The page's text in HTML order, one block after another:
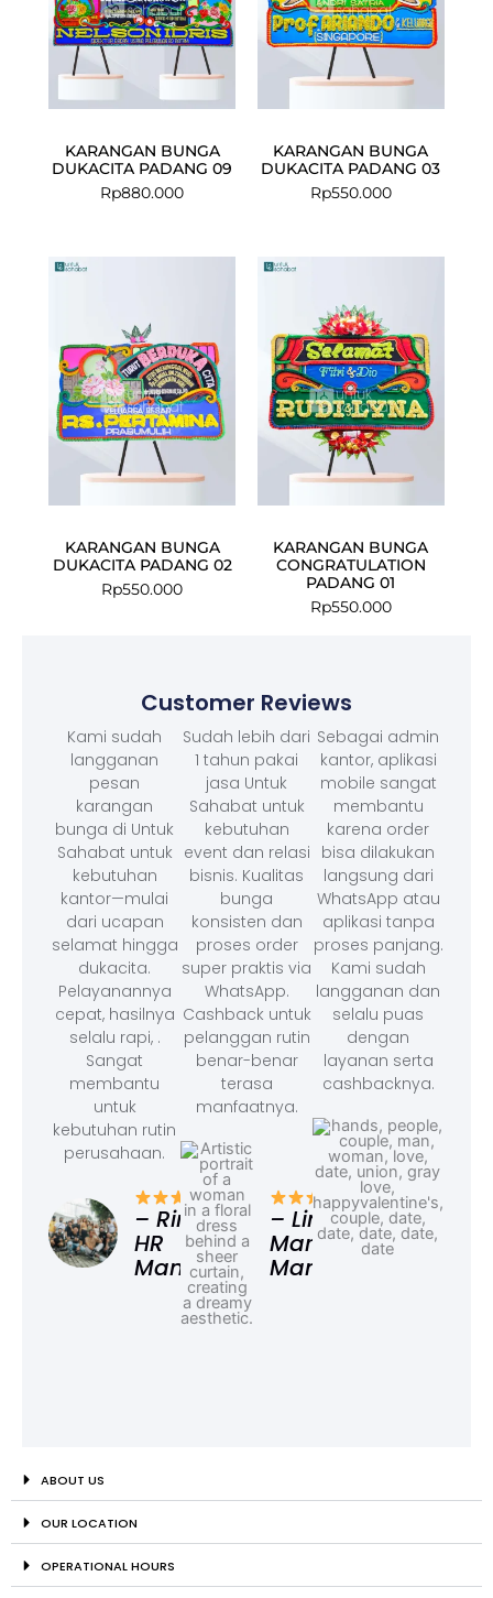
KARANGAN BUNGA
DUKACITA PADANG 09
Rp880.000
KARANGAN BUNGA
DUKACITA PADANG 03
Rp550.000
KARANGAN BUNGA
DUKACITA PADANG 02
Rp550.000
KARANGAN BUNGA
CONGRATULATION
PADANG 01
Rp550.000
Customer Reviews
Kami sudah
langganan
pesan
karangan
bunga di Untuk
Sahabat untuk
kebutuhan
kantor—mulai
dari ucapan
selamat hingga
dukacita.
Pelayanannya
cepat, hasilnya
selalu rapi, .
Sangat
membantu
untuk
kebutuhan rutin
perusahaan.
– Rina,
HR
Manager
Sudah lebih dari
1 tahun pakai
jasa Untuk
Sahabat untuk
kebutuhan
event dan relasi
bisnis. Kualitas
bunga
konsisten dan
proses order
super praktis via
WhatsApp.
Cashback untuk
pelanggan rutin
benar-benar
terasa
manfaatnya.
– Linda,
Marketing
Manager
Sebagai admin
kantor, aplikasi
mobile sangat
membantu
karena order
bisa dilakukan
langsung dari
WhatsApp atau
aplikasi tanpa
proses panjang.
Kami sudah
langganan dan
selalu puas
dengan
layanan serta
cashbacknya.
ABOUT US
OUR LOCATION
OPERATIONAL HOURS